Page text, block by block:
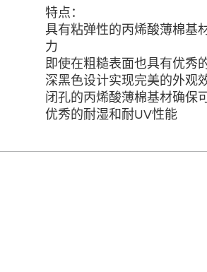
特点：
具有粘弹性的丙烯酸薄棉基
力
即使在粗糙表面也具有优秀
深黑色设计实现完美的外观
闭孔的丙烯酸薄棉基材确保
优秀的耐湿和耐UV性能